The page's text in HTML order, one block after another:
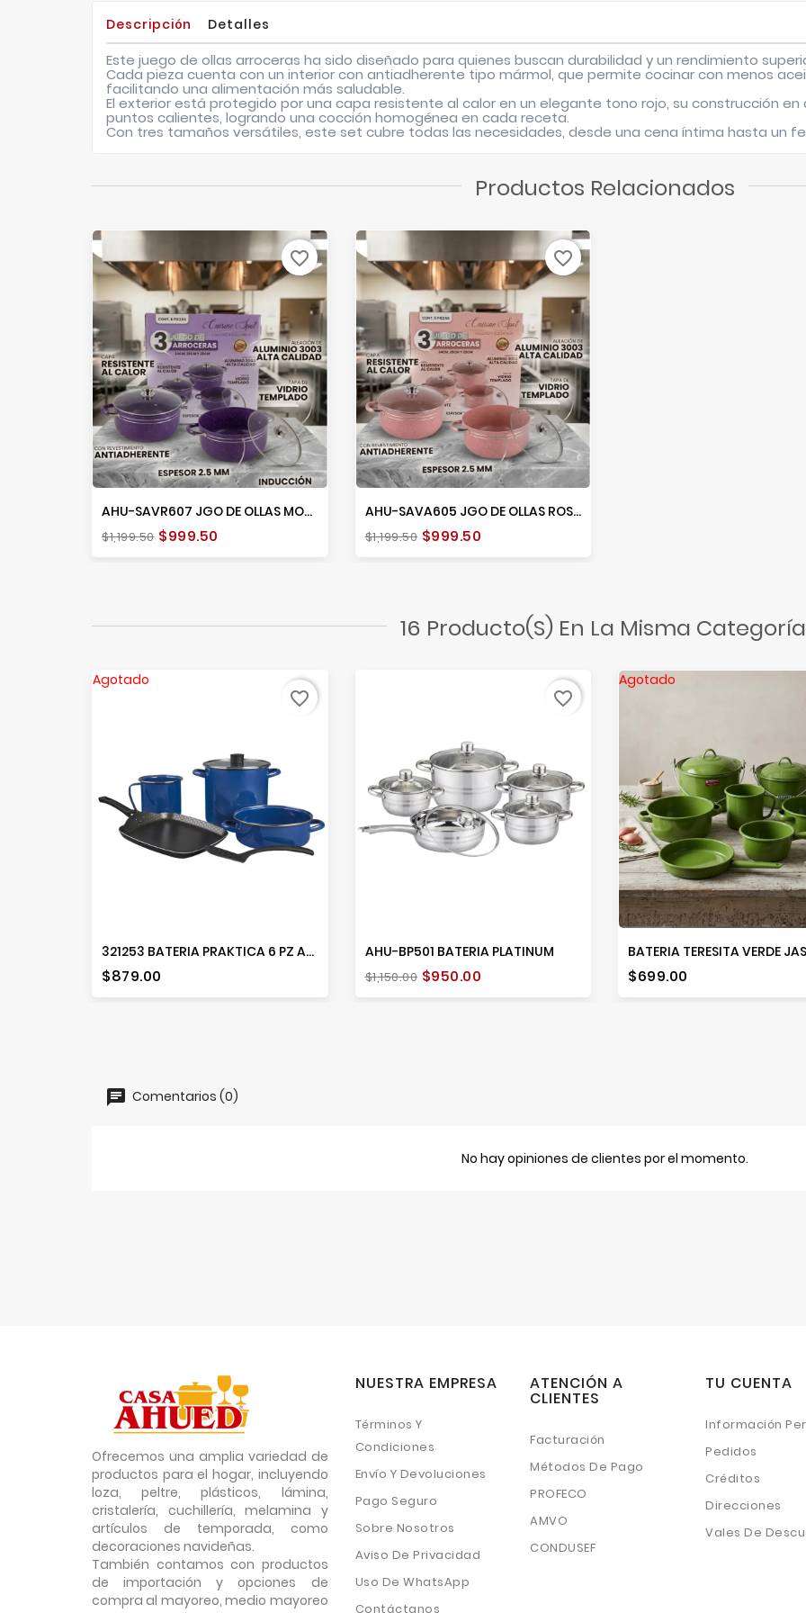
Descripción Detalles
Este juego de ollas arroceras ha sido diseñado para quienes buscan durabilidad y un rendimiento
Cada pieza cuenta con un interior con antiadherente tipo mármol, que permite cocinar con menos
facilitando una alimentación más saludable.
El exterior está protegido por una capa resistente al calor en un elegante tono rojo, su construcción en
puntos calientes, logrando una cocción homogénea en cada receta.
Con tres tamaños versátiles, este set cubre todas las necesidades, desde una cena íntima hasta un
Productos Relacionados
AHU-SAVR607 JGO DE OLLAS MORADO
Precio
$1,199.50 Precio
$999.50
favorite_border
AHU-SAVA605 JGO DE OLLAS ROSA
Precio
$1,199.50 Precio
$999.50
favorite_border
16 Producto(s) En La Misma
Agotado
321253 BATERIA PRAKTICA 6 PZ AZUL CON COMAL
Precio
$879.00
favorite_border
AHU-BP501 BATERIA PLATINUM
Precio
$1,150.00 Precio
$950.00
favorite_border
Agotado
Precio
$699.00
Comentarios (0)
No hay opiniones de clientes por el momento.
Ofrecemos una amplia variedad de
productos para el hogar, incluyendo
loza, peltre, plásticos, lámina,
cristalería, cuchillería, melamina y
artículos de temporada, como
decoraciones navideñas.
También contamos con productos
de importación y opciones de
compra al mayoreo, medio mayoreo
NUESTRA EMPRESA
Términos Y
Condiciones
Envío Y Devoluciones
Pago Seguro
Sobre Nosotros
Aviso De Privacidad
Uso De WhatsApp
Contáctanos
ATENCIÓN A
CLIENTES
Facturación
Métodos De Pago
PROFECO
AMVO
CONDUSEF
TU CUENTA
Información
Pedidos
Créditos
Direcciones
Vales De